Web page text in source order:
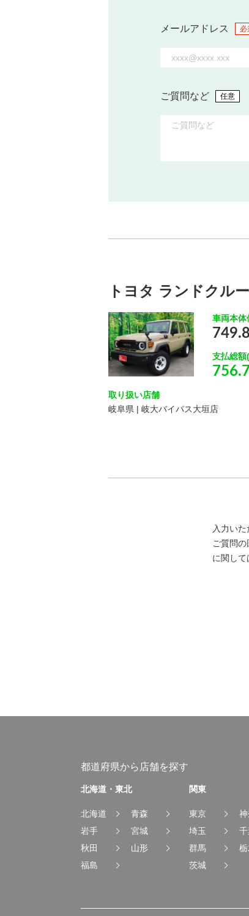
メールアドレス 必
ご質問など 任意
トヨタ ランドクル
車両本体
749.8
支払総額
756.7
取り扱い店舗
岐阜県 | 岐大バイパス大垣店
入力い
ご質問
に関して
都道府県から店舗を探す
北海道・東北
北海道
青森
岩手
宮城
秋田
山形
福島
関東
東京
神
埼玉
群馬
茨城